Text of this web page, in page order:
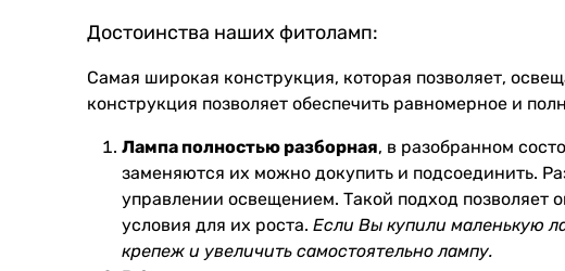
Достоинства наших фитоламп:
Самая широкая конструкция, которая позволяет,
конструкция позволяет обеспечить равномерное и
Лампа полностью разборная, в разобранном
заменяются их можно докупить и подсоединить.
управлении освещением. Такой подход позволяет
условия для их роста. Если Вы купили маленькую
крепеж и увеличить самостоятельно лампу.